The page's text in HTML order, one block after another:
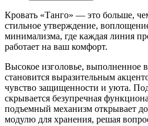
Кровать «Танго» — это больше,
стильное утверждение,
минимализма, где каждая линия
работает на ваш комфорт.
Высокое изголовье, выполненное
становится выразительным
чувство защищенности и уюта.
скрывается безупречная
подъемный механизм открывает
модулю для хранения, решая